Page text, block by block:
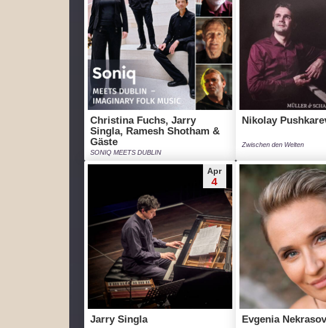
Christina Fuchs, Jarry
Singla, Ramesh Shotham &
Gäste
SONIQ MEETS DUBLIN
Nikolay
Zwischen den Welten
Apr
4
Jarry Singla Evgenia